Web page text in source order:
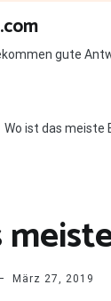
gute
Wo ist das meiste
März 27, 2019